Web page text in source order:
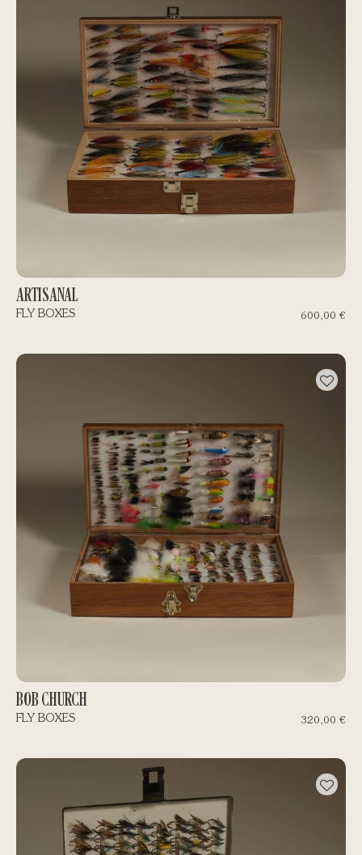
ARTISANAL
600,00 €
FLY BOXES
BOB CHURCH
320,00 €
FLY BOXES